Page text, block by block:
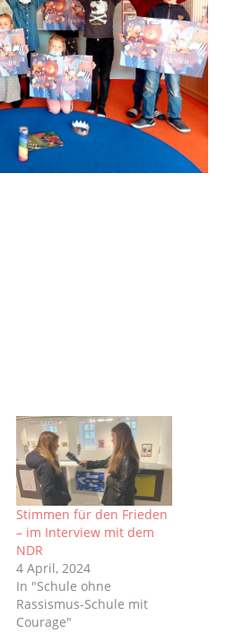
Stimmen für den Frieden
– im Interview mit dem
NDR
4 April, 2024
In "Schule ohne
Rassismus-Schule mit
Courage"